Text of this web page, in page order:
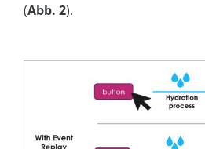
(Abb. 2).